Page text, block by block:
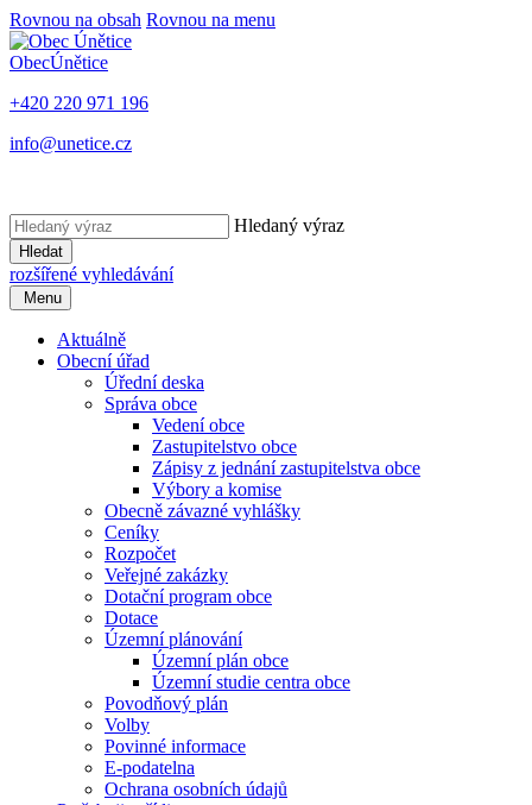
Rovnou na obsah Rovnou na menu
ObecÚnětice
+420 220 971 196
info@unetice.cz
Hledaný výraz
Hledat
rozšířené vyhledávání
Menu
Aktuálně
Obecní úřad
Úřední deska
Správa obce
Vedení obce
Zastupitelstvo obce
Zápisy z jednání zastupitelstva obce
Výbory a komise
Obecně závazné vyhlášky
Ceníky
Rozpočet
Veřejné zakázky
Dotační program obce
Dotace
Územní plánování
Územní plán obce
Územní studie centra obce
Povodňový plán
Volby
Povinné informace
E-podatelna
Ochrana osobních údajů